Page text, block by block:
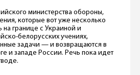
министерства обороны,
которые вот уже несколько
границе с Украиной и
белорусских учениях,
задачи — и возвращаются в
и западе России. Речь пока идет